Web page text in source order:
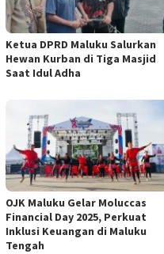
Ketua DPRD Maluku Salurkan
Hewan Kurban di Tiga Masjid
Saat Idul Adha
OJK Maluku Gelar Moluccas
Financial Day 2025, Perkuat
Inklusi Keuangan di Maluku
Tengah